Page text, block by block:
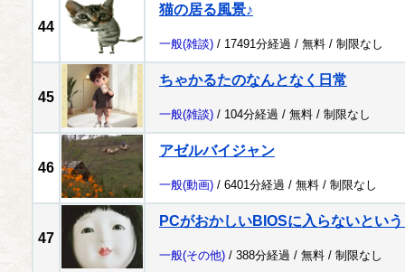
44
猫の居る風景♪
一般(雑談) / 17491分経過 / 無料 / 制限なし
45
ちゃかるたのなんとなく日常
一般(雑談) / 104分経過 / 無料 / 制限なし
46
アゼルバイジャン
一般(動画) / 6401分経過 / 無料 / 制限なし
47
PCがおかしいBIOSに入らないとい
一般(その他) / 388分経過 / 無料 / 制限なし